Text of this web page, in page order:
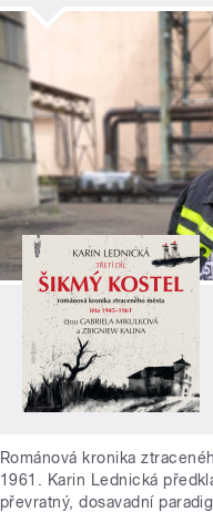
Románová kronika
1961. Karin Lednická
převratný, dosavadní